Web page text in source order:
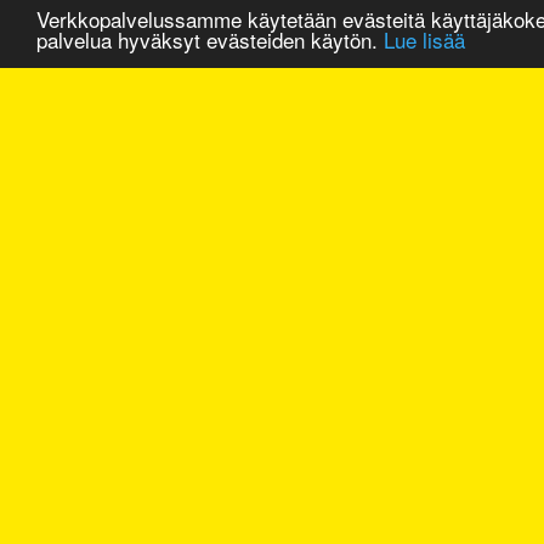
Verkkopalvelussamme käytetään evästeitä
palvelua hyväksyt evästeiden käytön. Lue lisää